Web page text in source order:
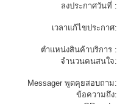
ลงประกาศวันที่ :
เวลาแก้ไขประกาศ:
ตำแหน่งสินค้าบริการ :
จำนวนคนสนใจ:
Messager พูดคุยสอบถาม:
ข้อความถึง: